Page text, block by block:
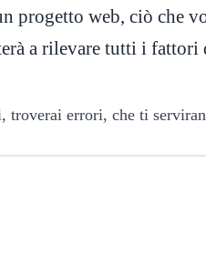
progetto web, ciò che
a rilevare tutti i fattori
troverai errori, che ti